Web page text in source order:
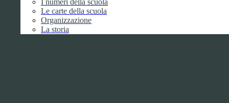
I numeri della scuola
Le carte della scuola
Organizzazione
La storia
Bandi di concorso